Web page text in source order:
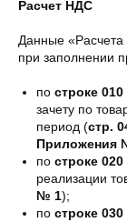
Расчет НДС
Данные
при заполнении
по строке 010
зачету по
период (стр.
Приложения
по строке 020
реализации
№ 1);
по строке 030